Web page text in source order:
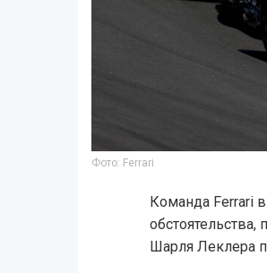
Фото: Ferrari
Команда Ferrari
Шарля Леклера